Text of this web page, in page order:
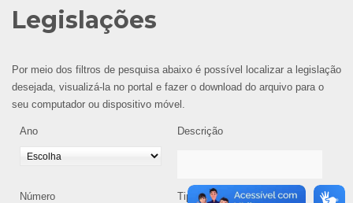
Legislações
Por meio dos filtros de pesquisa abaixo é possível localizar a legislação
desejada, visualizá-la no portal e fazer o download do arquivo para o
seu computador ou dispositivo móvel.
Ano Descrição
Número Tipo de Legislação